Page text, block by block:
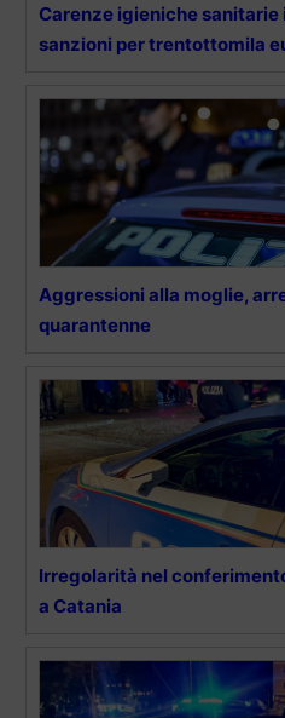
Carenze igieniche sanitarie
sanzioni per trentottomila
Aggressioni alla moglie,
quarantenne
Irregolarità nel
a Catania